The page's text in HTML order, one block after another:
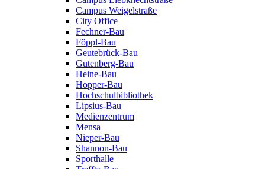
Campus Weigelstraße
City Office
Fechner-Bau
Föppl-Bau
Geutebrück-Bau
Gutenberg-Bau
Heine-Bau
Hopper-Bau
Hochschulbibliothek
Lipsius-Bau
Medienzentrum
Mensa
Nieper-Bau
Shannon-Bau
Sporthalle